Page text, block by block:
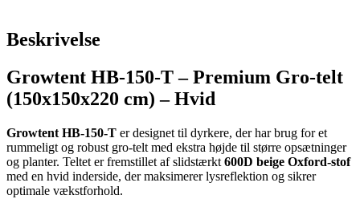
Beskrivelse
Growtent HB-150-T – Premium Gro-telt
(150x150x220 cm) – Hvid
Growtent HB-150-T er designet til dyrkere, der har brug for et
rummeligt og robust gro-telt med ekstra højde til større opsætninger
og planter. Teltet er fremstillet af slidstærkt 600D beige Oxford-stof
med en hvid inderside, der maksimerer lysreflektion og sikrer
optimale vækstforhold.